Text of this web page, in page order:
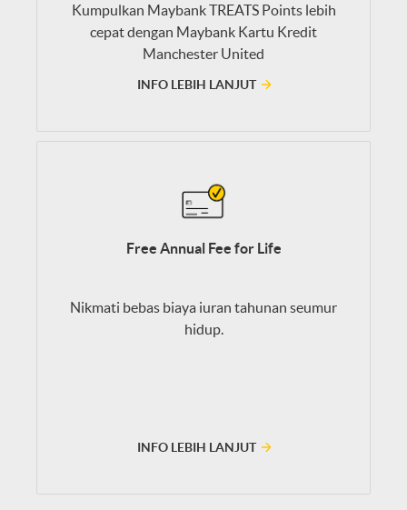
Kumpulkan Maybank TREATS Points lebih
cepat dengan Maybank Kartu Kredit
Manchester United
INFO LEBIH LANJUT
Free Annual Fee for Life
Nikmati bebas biaya iuran tahunan seumur
hidup.
INFO LEBIH LANJUT